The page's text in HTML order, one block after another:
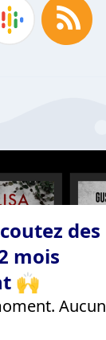
des
mois
🙌
Aucun